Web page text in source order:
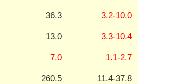
36.3 3.2-10.0
13.0 3.3-10.4
7.0 1.1-2.7
260.5 11.4-37.8